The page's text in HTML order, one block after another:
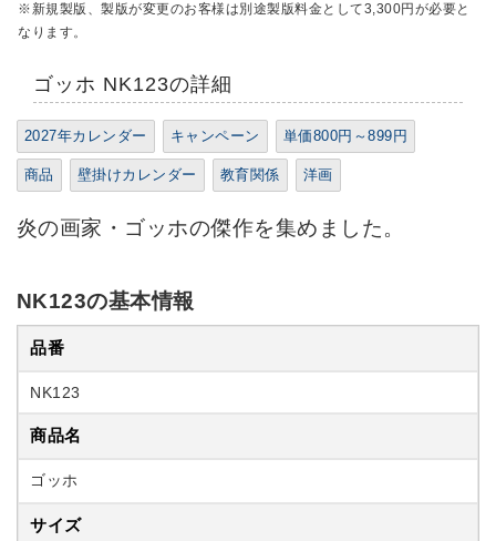
※新規製版、製版が変更のお客様は別途製版料金として3,300円が必要と
なります。
ゴッホ NK123の詳細
2027年カレンダー キャンペーン 単価800円～899円
商品 壁掛けカレンダー 教育関係 洋画
炎の画家・ゴッホの傑作を集めました。
NK123の基本情報
品番
NK123
商品名
ゴッホ
サイズ